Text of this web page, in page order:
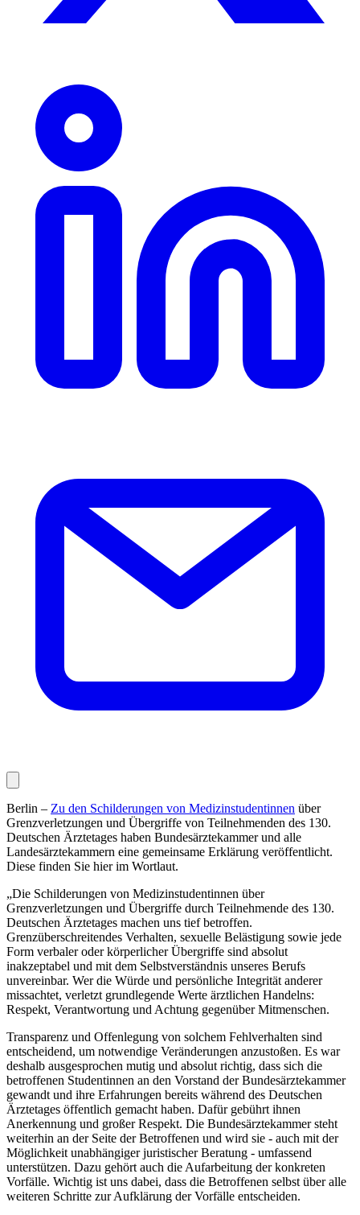
Berlin – Zu den Schilderungen von Medizinstudentinnen über
Grenzverletzungen und Übergriffe von Teilnehmenden des 130.
Deutschen Ärztetages haben Bundesärztekammer und alle
Landesärztekammern eine gemeinsame Erklärung veröffentlicht.
Diese finden Sie hier im Wortlaut.
„Die Schilderungen von Medizinstudentinnen über
Grenzverletzungen und Übergriffe durch Teilnehmende des 130.
Deutschen Ärztetages machen uns tief betroffen.
Grenzüberschreitendes Verhalten, sexuelle Belästigung sowie jede
Form verbaler oder körperlicher Übergriffe sind absolut
inakzeptabel und mit dem Selbstverständnis unseres Berufs
unvereinbar. Wer die Würde und persönliche Integrität anderer
missachtet, verletzt grundlegende Werte ärztlichen Handelns:
Respekt, Verantwortung und Achtung gegenüber Mitmenschen.
Transparenz und Offenlegung von solchem Fehlverhalten sind
entscheidend, um notwendige Veränderungen anzustoßen. Es war
deshalb ausgesprochen mutig und absolut richtig, dass sich die
betroffenen Studentinnen an den Vorstand der Bundesärztekammer
gewandt und ihre Erfahrungen bereits während des Deutschen
Ärztetages öffentlich gemacht haben. Dafür gebührt ihnen
Anerkennung und großer Respekt. Die Bundesärztekammer steht
weiterhin an der Seite der Betroffenen und wird sie - auch mit der
Möglichkeit unabhängiger juristischer Beratung - umfassend
unterstützen. Dazu gehört auch die Aufarbeitung der konkreten
Vorfälle. Wichtig ist uns dabei, dass die Betroffenen selbst über alle
weiteren Schritte zur Aufklärung der Vorfälle entscheiden.